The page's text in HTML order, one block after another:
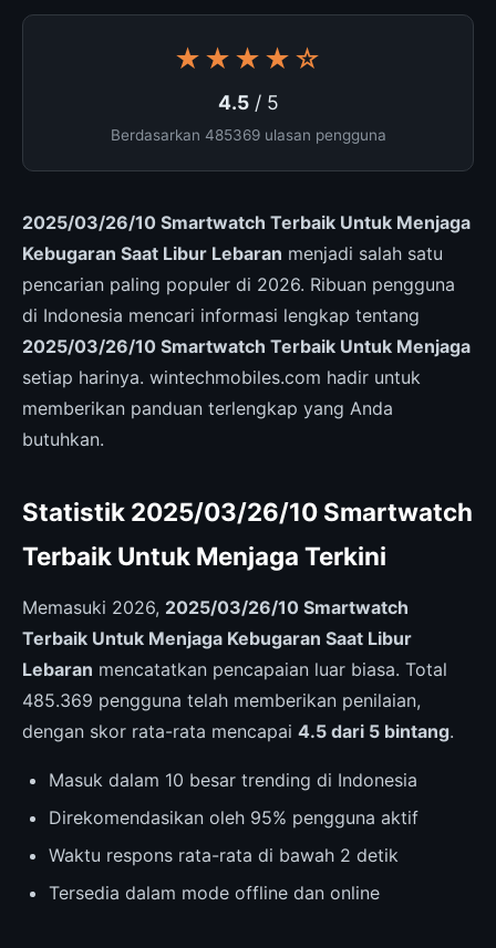
★★★★☆
4.5/ 5
Berdasarkan 485369 ulasan pengguna
2025/03/26/10 Smartwatch Terbaik Untuk Menjaga
Kebugaran Saat Libur Lebaran menjadi salah satu
pencarian paling populer di 2026. Ribuan pengguna
di Indonesia mencari informasi lengkap tentang
2025/03/26/10 Smartwatch Terbaik Untuk Menjaga
setiap harinya. wintechmobiles.com hadir untuk
memberikan panduan terlengkap yang Anda
butuhkan.
Statistik 2025/03/26/10 Smartwatch
Terbaik Untuk Menjaga Terkini
Memasuki 2026, 2025/03/26/10 Smartwatch
Terbaik Untuk Menjaga Kebugaran Saat Libur
Lebaran mencatatkan pencapaian luar biasa. Total
485.369 pengguna telah memberikan penilaian,
dengan skor rata-rata mencapai 4.5 dari 5 bintang.
Masuk dalam 10 besar trending di Indonesia
Direkomendasikan oleh 95% pengguna aktif
Waktu respons rata-rata di bawah 2 detik
Tersedia dalam mode offline dan online